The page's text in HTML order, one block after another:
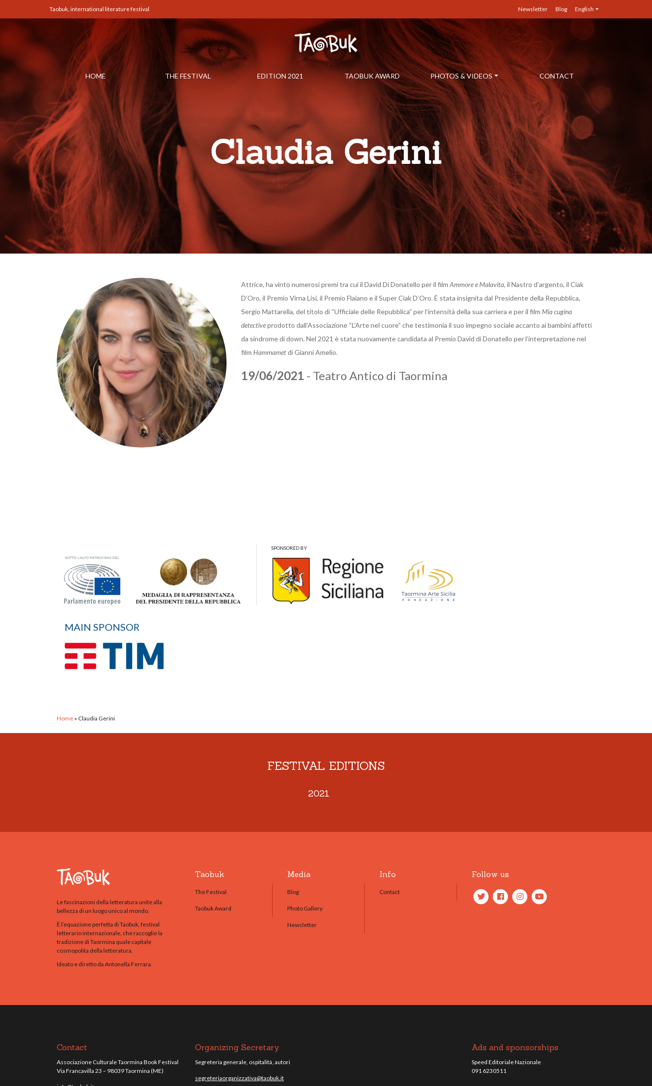
Taobuk, international literature festival Newsletter Blog English
HOME THE FESTIVAL EDITION 2021 TAOBUK AWARD PHOTOS & VIDEOS CONTACT
Claudia Gerini
Attrice, ha vinto numerosi premi tra cui il David Di Donatello per il film Ammore e Malavita, il Nastro d’argento, il Ciak
D’Oro, il Premio Virna Lisi, il Premio Flaiano e il Super Ciak D’Oro. È stata insignita dal Presidente della Repubblica,
Sergio Mattarella, del titolo di “Ufficiale delle Repubblica” per l’intensità della sua carriera e per il film Mia cugina
detectiveprodotto dall’Associazione “L’Arte nel cuore” che testimonia il suo impegno sociale accanto ai bambini affetti
da sindrome di down. Nel 2021 è stata nuovamente candidata al Premio David di Donatello per l’interpretazione nel
film Hammametdi Gianni Amelio.
19/06/2021 - Teatro Antico di Taormina
SPONSORED BY
MAIN SPONSOR
Home » Claudia Gerini
FESTIVAL EDITIONS
2021
Le fascinazioni della letteratura unite alla
bellezza di un luogo unico al mondo.
È l’equazione perfetta di Taobuk, festival
letterario internazionale, che raccoglie la
tradizione di Taormina quale capitale
cosmopolita della letteratura.
Ideato e diretto da Antonella Ferrara.
Taobuk
The Festival
Taobuk Award
Media
Blog
Photo Gallery
Newsletter
Info
Contact
Follow us
Contact
Associazione Culturale Taormina Book Festival
Via Francavilla 23 – 98039 Taormina (ME)
Organizing Secretary
Segreteria generale, ospitalità, autori
segreteriaorganizzativa@taobuk.it
Ads and sponsorships
Speed Editoriale Nazionale
091 6230511